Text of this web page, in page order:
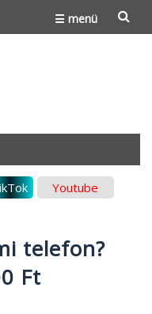
☰ menü
Youtube
telefon?
Ft